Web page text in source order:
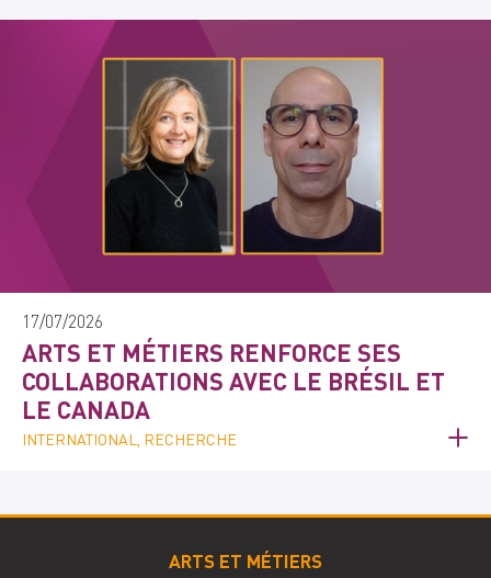
17/07/2026
ARTS ET MÉTIERS RENFORCE SES
COLLABORATIONS AVEC LE BRÉSIL ET
LE CANADA
INTERNATIONAL, RECHERCHE
ARTS ET MÉTIERS